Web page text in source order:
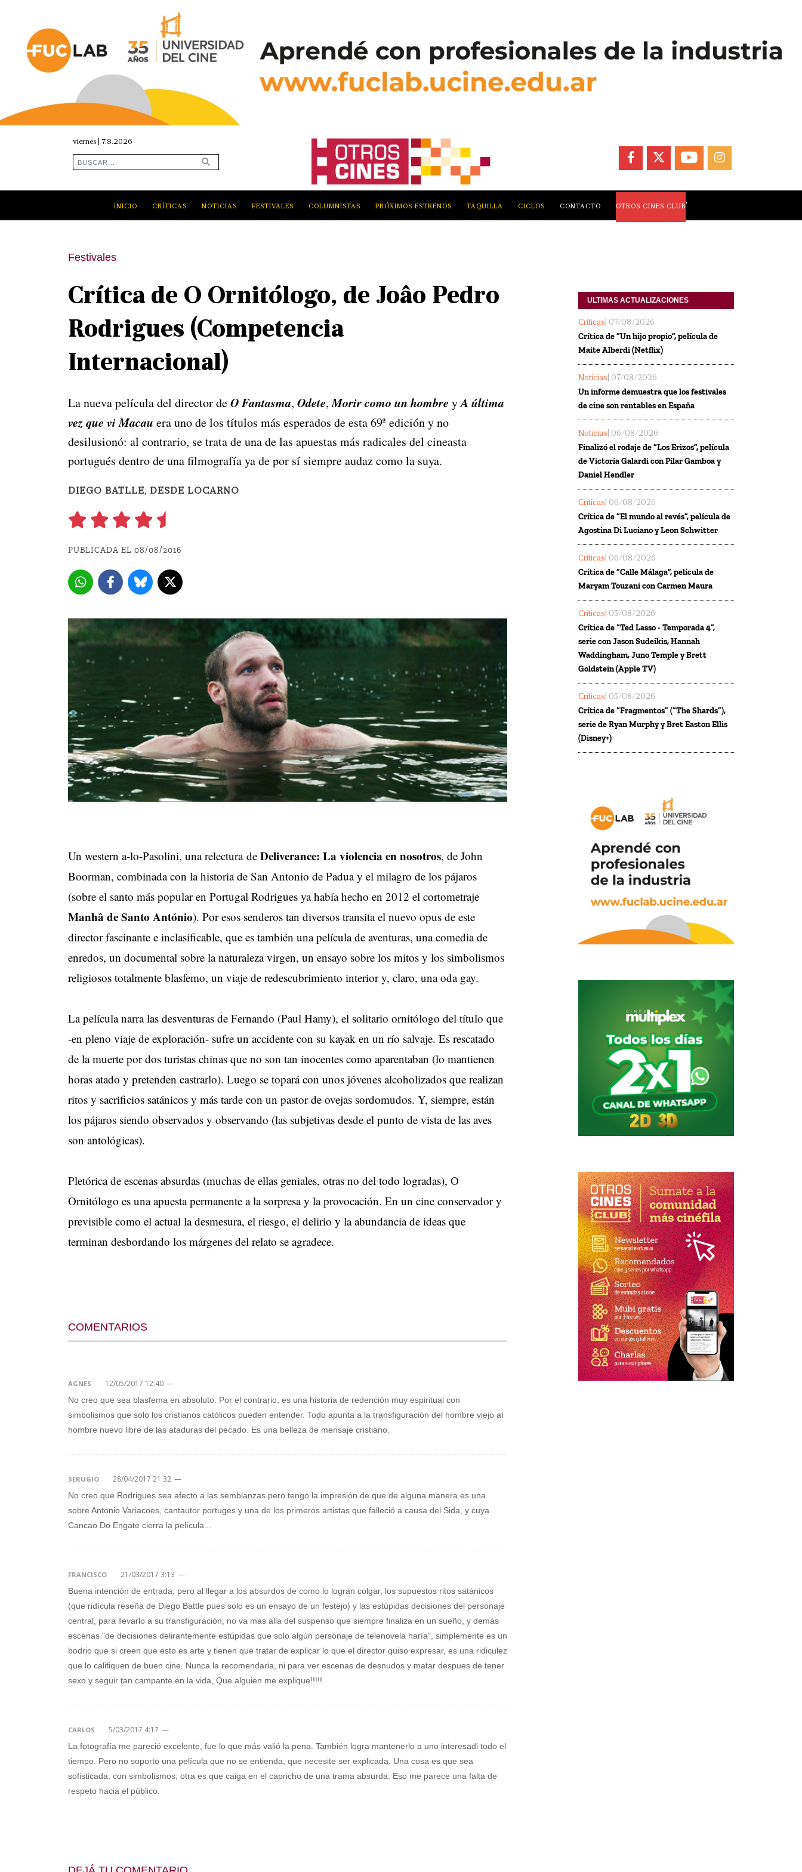
viernes | 7.8.2026
FACEBOOKYOUTUBEINSTAGRAM
INICIO CRÍTICAS NOTICIAS FESTIVALES COLUMNISTAS PRÓXIMOS ESTRENOS TAQUILLA CICLOS CONTACTO OTROS CINES CLUB
Festivales
Crítica de O Ornitólogo, de Joâo Pedro
Rodrigues (Competencia
Internacional)
La nueva película del director deO Fantasma, Odete,Morir como un hombre yA última
vez que vi Macau era uno de los títulos más esperados de esta 69ª edición y no
desilusionó: al contrario, se trata de una de las apuestas más radicales del cineasta
portugués dentro de una filmografía ya de por sí siempre audaz como la suya.
DIEGO BATLLE, DESDE LOCARNO
PUBLICADA EL 08/08/2016
Un western a-lo-Pasolini, una relectura de Deliverance: La violencia en nosotros, de John
Boorman, combinada con la historia de San Antonio de Padua y el milagro de los pájaros
(sobre el santo más popular en Portugal Rodrigues ya había hecho en 2012 el cortometraje
Manhâ de Santo António). Por esos senderos tan diversos transita el nuevo opus de este
director fascinante e inclasificable, que es también una película de aventuras, una comedia de
enredos, un documental sobre la naturaleza virgen, un ensayo sobre los mitos y los simbolismos
religiosos totalmente blasfemo, un viaje de redescubrimiento interior y, claro, una oda gay.
La película narra las desventuras de Fernando (Paul Hamy), el solitario ornitólogo del título que
-en pleno viaje de exploración- sufre un accidente con su kayak en un río salvaje. Es rescatado
de la muerte por dos turistas chinas que no son tan inocentes como aparentaban (lo mantienen
horas atado y pretenden castrarlo). Luego se topará con unos jóvenes alcoholizados que realizan
ritos y sacrificios satánicos y más tarde con un pastor de ovejas sordomudos. Y, siempre, están
los pájaros siendo observados y observando (las subjetivas desde el punto de vista de las aves
son antológicas).
Pletórica de escenas absurdas (muchas de ellas geniales, otras no del todo logradas), O
Ornitólogo es una apuesta permanente a la sorpresa y la provocación. En un cine conservador y
previsible como el actual la desmesura, el riesgo, el delirio y la abundancia de ideas que
terminan desbordando los márgenes del relato se agradece.
COMENTARIOS
AGNES 12/05/2017 12:40 —
No creo que sea blasfema en absoluto. Por el contrario, es una historia de redención muy espiritual con
simbolismos que solo los cristianos católicos pueden entender. Todo apunta a la transfiguración del hombre viejo al
hombre nuevo libre de las ataduras del pecado. Es una belleza de mensaje cristiano.
SERUGIO 28/04/2017 21:32 —
No creo que Rodrigues sea afecto a las semblanzas pero tengo la impresión de que de alguna manera es una
sobre Antonio Variacoes, cantautor portuges y una de los primeros artistas que falleció a causa del Sida, y cuya
Cancao Do Engate cierra la película...
FRANCISCO 21/03/2017 3:13 —
Buena intención de entrada, pero al llegar a los absurdos de como lo logran colgar, los supuestos ritos satánicos
(que ridícula reseña de Diego Battle pues solo es un ensayo de un festejo) y las estúpidas decisiones del personaje
central, para llevarlo a su transfiguración, no va mas alla del suspenso que siempre finaliza en un sueño, y demás
escenas "de decisiones delirantemente estúpidas que solo algún personaje de telenovela haría", simplemente es un
bodrio que si creen que esto es arte y tienen que tratar de explicar lo que el director quiso expresar, es una ridiculez
que lo califiquen de buen cine. Nunca la recomendaria, ni para ver escenas de desnudos y matar despues de tener
sexo y seguir tan campante en la vida, Que alguien me explique!!!!!
CARLOS 5/03/2017 4:17 —
La fotografía me pareció excelente, fue lo que más valió la pena. También logra mantenerlo a uno interesadi todo el
tiempo. Pero no soporto una película que no se entienda, que necesite ser explicada. Una cosa es que sea
sofisticada, con simbolismos; otra es que caiga en el capricho de una trama absurda. Eso me parece una falta de
respeto hacia el público.
ULTIMAS ACTUALIZACIONES
Críticas | 07/08/2026
Crítica de “Un hijo propio”, película de
Maite Alberdi (Netflix)
Noticias | 07/08/2026
Un informe demuestra que los festivales
de cine son rentables en España
Noticias | 06/08/2026
Finalizó el rodaje de “Los Erizos”, película
de Victoria Galardi con Pilar Gamboa y
Daniel Hendler
Críticas | 06/08/2026
Crítica de “El mundo al revés”, película de
Agostina Di Luciano y Leon Schwitter
Críticas | 06/08/2026
Crítica de “Calle Málaga”, película de
Maryam Touzani con Carmen Maura
Críticas | 05/08/2026
Crítica de “Ted Lasso - Temporada 4”,
serie con Jason Sudeikis, Hannah
Waddingham, Juno Temple y Brett
Goldstein (Apple TV)
Críticas | 05/08/2026
Crítica de “Fragmentos” (“The Shards”),
serie de Ryan Murphy y Bret Easton Ellis
(Disney+)